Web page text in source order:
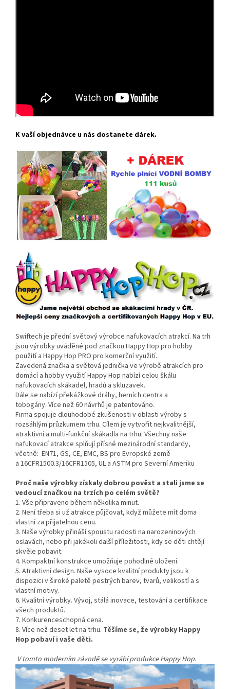
K vaší objednávce u nás dostanete dárek.
Swiftech je přední světový výrobce nafukovacích atrakcí. Na trh
jsou výrobky uváděné pod značkou Happy Hop pro hobby
použití a Happy Hop PRO pro komerční využití.
Zavedená značka a světová jednička ve výrobě atrakcích pro
domácí a hobby využití Happy Hop nabízí celou škálu
nafukovacích skákadel, hradů a skluzavek.
Dále se nabízí překážkové dráhy, herních centra a
tobogány. Více než 60 návrhů je patentováno.
Firma spojuje dlouhodobé zkušenosti v oblasti výroby s
rozsáhlým průzkumem trhu. Cílem je vytvořit nejkvalitnější,
atraktivní a multi-funkční skákadla na trhu. Všechny naše
nafukovací atrakce splňují přísné mezinárodní standardy,
včetně: EN71, GS, CE, EMC, BS pro Evropské země
a 16CFR1500.3/16CFR1505, UL a ASTM pro Severní Ameriku
Proč naše výrobky získaly dobrou pověst a stali jsme se
vedoucí značkou na trzích po celém světě?
1. Vše připraveno během několika minut.
2. Není třeba si už atrakce půjčovat, když můžete mít doma
vlastní za přijatelnou cenu.
3. Naše výrobky přináší spoustu radosti na narozeninových
oslavách, nebo při jakékoli další příležitosti, kdy se děti chtějí
skvěle pobavit.
4. Kompaktní konstrukce umožňuje pohodlné uložení.
5. Atraktivní design. Naše vysoce kvalitní produkty jsou k
dispozici v široké paletě pestrých barev, tvarů, velikostí a s
vlastní motivy.
6. Kvalitní výrobky. Vývoj, stálá inovace, testování a certifikace
všech produktů.
7. Konkurenceschopná cena.
8. Více než deset let na trhu. Těšíme se, že výrobky Happy
Hop pobaví i vaše děti.
V tomto moderním závodě se vyrábí produkce Happy Hop.